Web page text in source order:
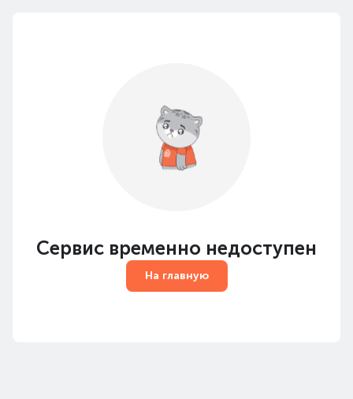
Сервис временно недоступен
На главную